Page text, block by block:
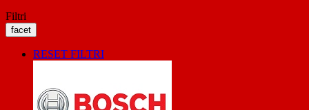
Filtri
facet
RESET FILTRI